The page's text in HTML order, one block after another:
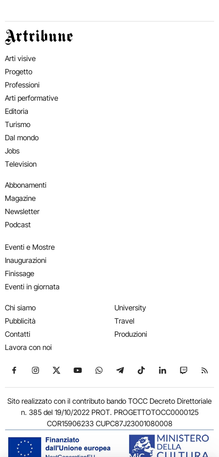
Artribune
Arti visive
Progetto
Professioni
Arti performative
Editoria
Turismo
Dal mondo
Jobs
Television
Abbonamenti
Magazine
Newsletter
Podcast
Eventi e Mostre
Inaugurazioni
Finissage
Eventi in giornata
Chi siamo
Pubblicità
Contatti
Lavora con noi
University
Travel
Produzioni
Seguici su Facebook
Seguici su Instagram
Seguici su X
Seguici su YouTube
Seguici su WhatsApp
Seguici su Telegram
Seguici su TikTok
Seguici su
Seguici
Sito realizzato con il contributo bando TOCC Decreto Direttoriale
n. 385 del 19/10/2022 PROT. PROGETTOTOCC0000125
COR15906233 CUPC87J23001080008